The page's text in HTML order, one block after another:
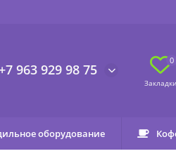
963 929 98 75
0
оборудование